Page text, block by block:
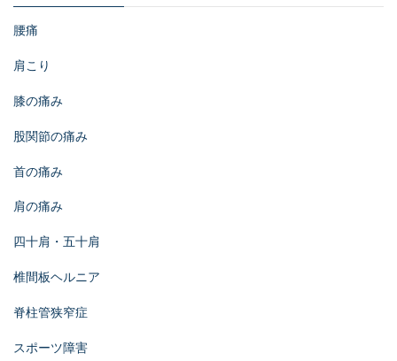
腰痛
肩こり
膝の痛み
股関節の痛み
首の痛み
肩の痛み
四十肩・五十肩
椎間板ヘルニア
脊柱管狭窄症
スポーツ障害